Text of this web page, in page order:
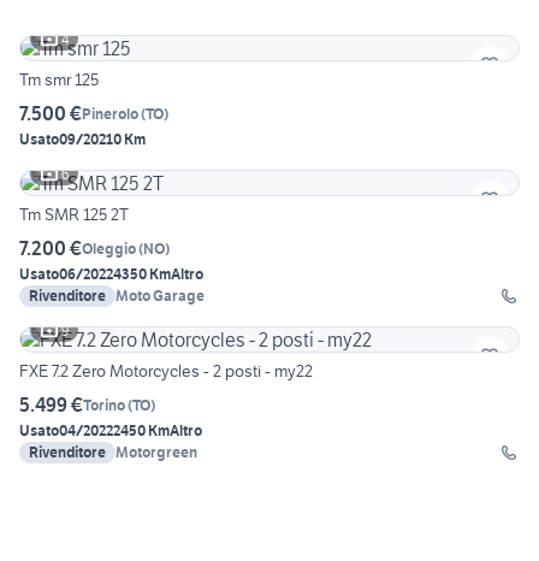
4
Tm smr 125
7.500 €Pinerolo(TO)
Usato09/20210 Km
6
Tm SMR 125 2T
7.200 €Oleggio(NO)
Usato06/20224350 KmAltro
Rivenditore Moto Garage
9
FXE 7.2 Zero Motorcycles - 2 posti - my22
5.499 €Torino(TO)
Usato04/20222450 KmAltro
Rivenditore Motorgreen